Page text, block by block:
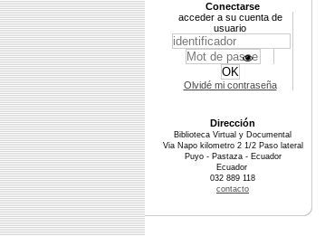
Conectarse
acceder a su cuenta de
usuario
Olvidé mi contraseña
Dirección
Biblioteca Virtual y Documental
Via Napo kilometro 2 1/2 Paso lateral
Puyo - Pastaza - Ecuador
Ecuador
032 889 118
contacto